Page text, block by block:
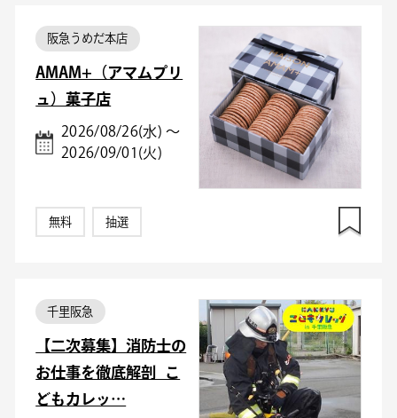
阪急うめだ本店
AMAM+（アマムプリ
ュ）菓子店
2026/08/26(水) ～
2026/09/01(火)
無料 抽選
千里阪急
【二次募集】消防士の
お仕事を徹底解剖_こ
どもカレッ…